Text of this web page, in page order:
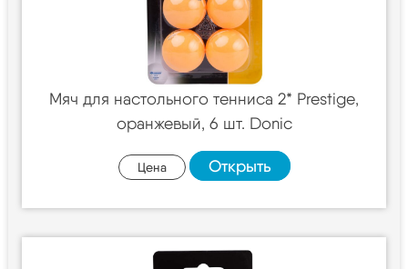
Мяч для настольного тенниса 2* Prestige,
оранжевый, 6 шт. Donic
Цена Открыть